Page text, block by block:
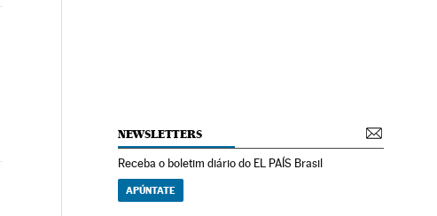
NEWSLETTERS
Receba o boletim diário do EL PAÍS Brasil
APÚNTATE